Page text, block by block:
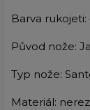
Barva rukojeti:
Původ nože:
Typ nože:
Materiál: